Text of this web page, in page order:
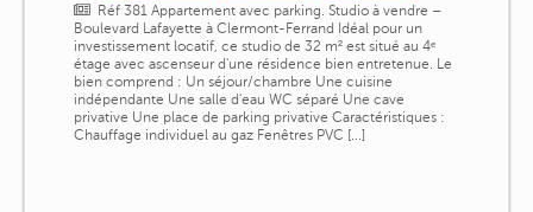
Réf 381 Appartement avec parking. Studio à vendre –
Boulevard Lafayette à Clermont-Ferrand Idéal pour un
investissement locatif, ce studio de 32 m² est situé au 4ᵉ
étage avec ascenseur d'une résidence bien entretenue. Le
bien comprend : Un séjour/chambre Une cuisine
indépendante Une salle d'eau WC séparé Une cave
privative Une place de parking privative Caractéristiques :
Chauffage individuel au gaz Fenêtres PVC [...]